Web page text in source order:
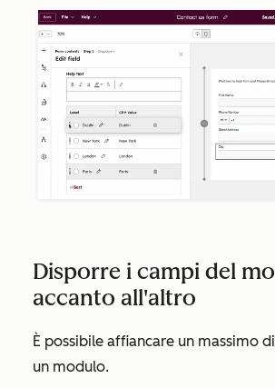
Disporre i campi del
accanto all'altro
È possibile affiancare un massimo di
un modulo.